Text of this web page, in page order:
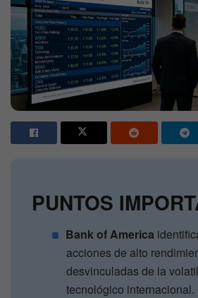
PUNTOS
Bank of America
acciones de alto
desvinculadas de la
tecnológico internacional.